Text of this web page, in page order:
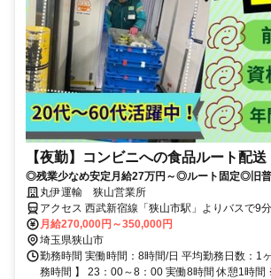
【夜勤】コンビニへの食品ルート配
◎残業少なめ安定月給27万円～◎ルート固定◎旧普
丸伊運輸 狭山営業所
アクセス 西武新宿線「狭山市駅」よりバスで9
月給270,000円～350,000円
埼玉県狭山市
勤務時間 実働時間：8時間/日 平均勤務日数：1
務時間 】 23：00～8：00 実働8時間 休憩1時